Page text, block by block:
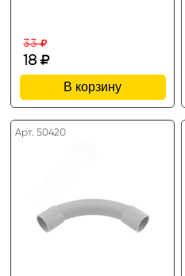
33
18
В корзину
Арт. 50420